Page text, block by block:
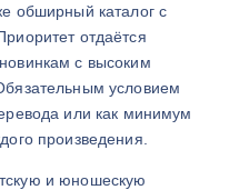
обширный каталог с
отдаётся
с высоким
условием
или как минимум
произведения.
и юношескую